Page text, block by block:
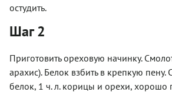
остудить.
Шаг 2
Приготовить ореховую начинку.
арахис). Белок взбить в крепкую пену.
белок, 1 ч. л. корицы и орехи, хорошо